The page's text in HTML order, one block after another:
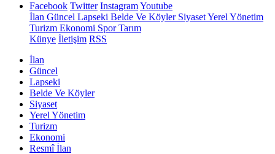
Facebook Twitter InstagramYoutube
İlan Güncel Lapseki Belde Ve KöylerSiyasetYerel Yönetim
Turizm Ekonomi SporTarım
Künye İletişim RSS
İlan
Güncel
Lapseki
Belde Ve Köyler
Siyaset
Yerel Yönetim
Turizm
Ekonomi
Resmî İlan